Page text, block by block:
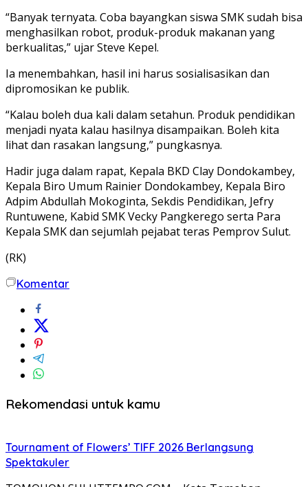
“Banyak ternyata. Coba bayangkan siswa SMK sudah bisa
menghasilkan robot, produk-produk makanan yang
berkualitas,” ujar Steve Kepel.
Ia menembahkan, hasil ini harus sosialisasikan dan
dipromosikan ke publik.
“Kalau boleh dua kali dalam setahun. Produk pendidikan
menjadi nyata kalau hasilnya disampaikan. Boleh kita
lihat dan rasakan langsung,” pungkasnya.
Hadir juga dalam rapat, Kepala BKD Clay Dondokambey,
Kepala Biro Umum Rainier Dondokambey, Kepala Biro
Adpim Abdullah Mokoginta, Sekdis Pendidikan, Jefry
Runtuwene, Kabid SMK Vecky Pangkerego serta Para
Kepala SMK dan sejumlah pejabat teras Pemprov Sulut.
(RK)
Komentar
Rekomendasi untuk kamu
Tournament of Flowers’ TIFF 2026 Berlangsung
Spektakuler